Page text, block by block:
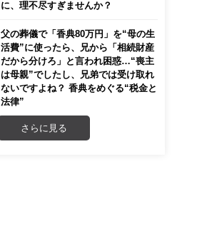
に、理不尽すぎませんか？
父の葬儀で「香典80万円」を“母の生
活費”に使ったら、兄から「相続財産
だから分けろ」と言われ困惑…“喪主
は母親”でしたし、兄弟では受け取れ
ないですよね？ 香典をめぐる“税金と
法律”
さらに見る